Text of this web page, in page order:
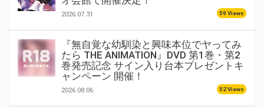
2026.07.31 59 Views
『無自覚な幼馴染と興味本位でヤってみ
たら THE ANIMATION』DVD 第1巻・第2
巻発売記念 サイン入り台本プレゼントキ
ャンペーン 開催！
2026.08.06 52 Views